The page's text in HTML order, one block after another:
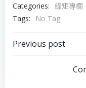
Categories: 綠矩專欄
Tags:
No Tag
Post
Previous post